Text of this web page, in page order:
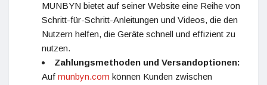
MUNBYN bietet auf seiner Website eine Reihe von
Schritt-für-Schritt-Anleitungen und Videos, die den
Nutzern helfen, die Geräte schnell und effizient zu
nutzen.
Zahlungsmethoden und Versandoptionen:
Auf munbyn.com können Kunden zwischen